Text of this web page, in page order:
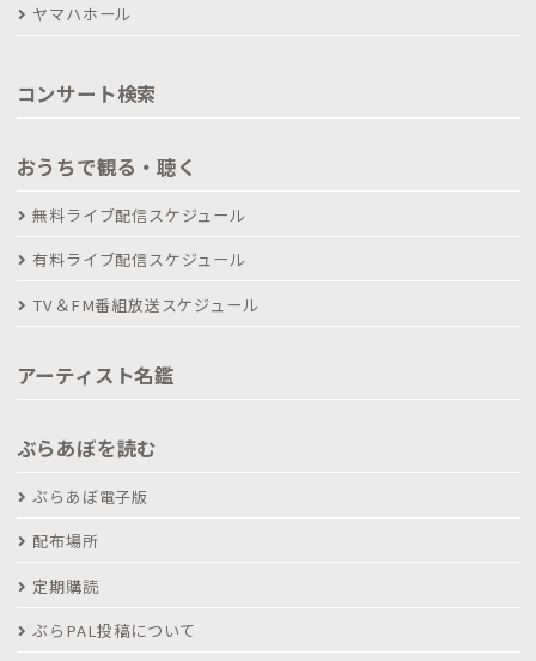
ヤマハホール
コンサート検索
おうちで観る・聴く
無料ライブ配信スケジュール
有料ライブ配信スケジュール
TV＆FM番組放送スケジュール
アーティスト名鑑
ぶらあぼを読む
ぶらあぼ電子版
配布場所
定期購読
ぶらPAL投稿について